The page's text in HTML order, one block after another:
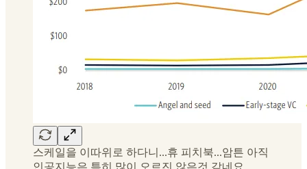
스케일을 이따위로 하다니...휴 피치북...암튼 아직